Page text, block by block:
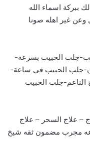
ببركة اسماء الله
وعن غير اهله صونا
جلب الحبيب بسرعة-
جلب الحبيب في ساعة-
الناعم-جلب الحبيب
– علاج السحر – علاج
مجرب مضمون ثقه شيخ